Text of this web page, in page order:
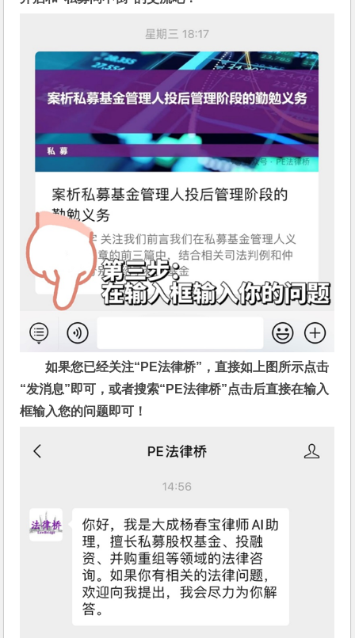
如果您已经关注“PE法律桥”，直接如上图所示点击
“发消息”即可，或者搜索“PE法律桥”点击后直接在输入
框输入您的问题即可！